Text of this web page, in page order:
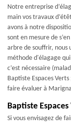
Notre entreprise
main vos travaux
avons à notre
sont en mesure de
arbre de souffrir, nous
méthode d'élagage
c’est nécessaire
Baptiste Espaces
faire évaluer à
Baptiste
Si vous envisagez de